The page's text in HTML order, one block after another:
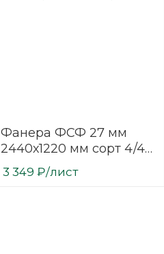
Фанера ФСФ 27 мм
2440х1220 мм сорт 4/4
нешлифованная
березовая
3 349 ₽/лист